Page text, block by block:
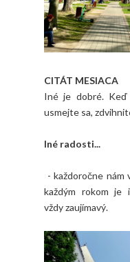
CITÁT MESIACA
Iné je dobré.
usmejte sa,
Iné radosti...
- každoročne
každým rokom je
vždy zaujímavý.